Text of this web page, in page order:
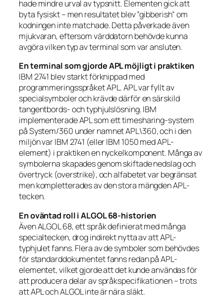
hade mindre urval av typsnitt. Elementen gick att
byta fysiskt – men resultatet blev ”gibberish” om
kodningen inte matchade. Detta påverkade även
mjukvaran, eftersom värddatorn behövde kunna
avgöra vilken typ av terminal som var ansluten.
En terminal som gjorde APL möjligt i praktiken
IBM 2741 blev starkt förknippad med
programmeringsspråket APL. APL var fyllt av
specialsymboler och krävde därför en särskild
tangentbords- och typhjulslösning. IBM
implementerade APL som ett timesharing-system
på System/360 under namnet APL\360, och i den
miljön var IBM 2741 (eller IBM 1050 med APL-
element) i praktiken en nyckelkomponent. Många av
symbolerna skapades genom skiftade nedslag och
övertryck (overstrike), och alfabetet var begränsat
men kompletterades av den stora mängden APL-
tecken.
En oväntad roll i ALGOL 68-historien
Även ALGOL 68, ett språk definierat med många
specialtecken, drog indirekt nytta av att APL-
typhjulet fanns. Flera av de symboler som behövdes
för standarddokumentet fanns redan på APL-
elementet, vilket gjorde att det kunde användas för
att producera delar av språkspecifikationen – trots
att APL och ALGOL inte är nära släkt.